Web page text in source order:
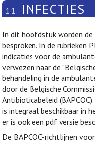
inhoudstafel
11. INFECTIES
In dit hoofdstuk worden de
besproken. In de rubrieken
indicaties voor de
verwezen naar de
behandeling in de
door de Belgische
Antibioticabeleid
is integraal beschikbaar in
er is ook een pdf versie
De BAPCOC-richtlijnen